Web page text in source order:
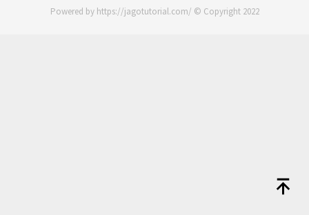
Powered by https://jagotutorial.com/ © Copyright 2022